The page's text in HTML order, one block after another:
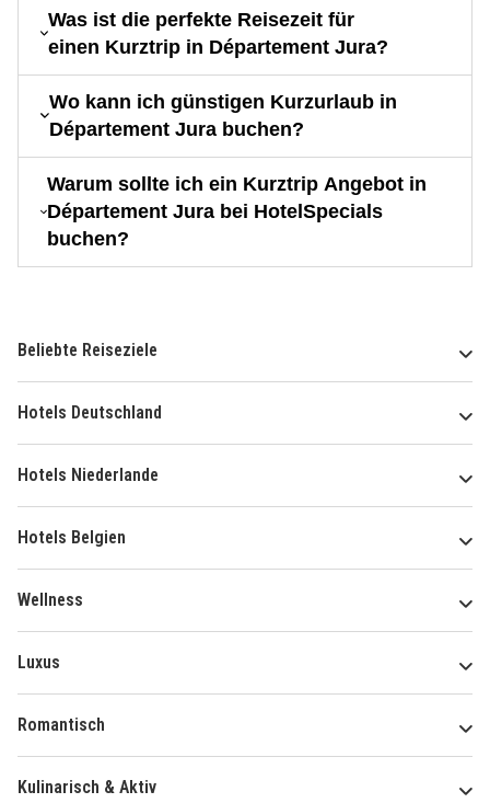
Was ist die perfekte Reisezeit für
einen Kurztrip in Département Jura?
Wo kann ich günstigen Kurzurlaub in
Département Jura buchen?
Warum sollte ich ein Kurztrip Angebot in
Département Jura bei HotelSpecials
buchen?
Beliebte Reiseziele
Hotels Deutschland
Hotels Niederlande
Hotels Belgien
Wellness
Luxus
Romantisch
Kulinarisch & Aktiv